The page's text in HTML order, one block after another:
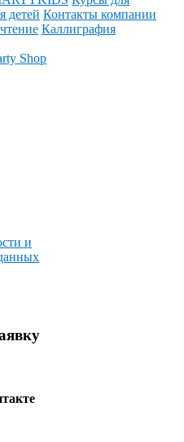
детей Контакты компании
Каллиграфия
Shop
и